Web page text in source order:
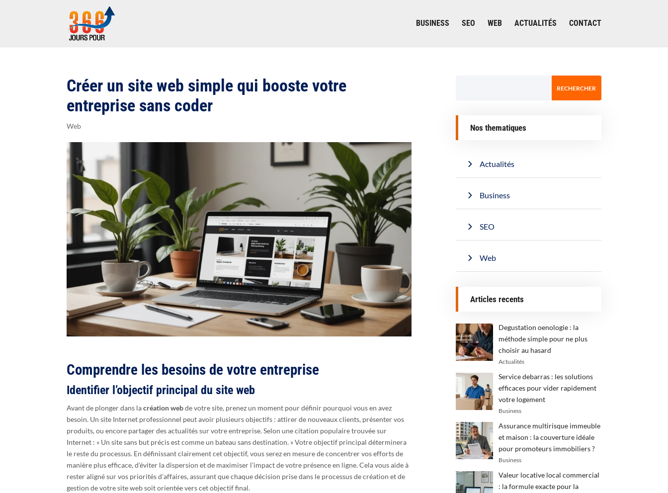
BUSINESS SEO WEB ACTUALITÉS CONTACT
Créer un site web simple qui booste votre
entreprise sans coder
Web
Comprendre les besoins de votre entreprise
Identifier l’objectif principal du site web
Avant de plonger dans lacréation webde votre site, prenez un moment pour définir pourquoi vous en avez
besoin. Un site Internet professionnel peut avoir plusieurs objectifs : attirer de nouveaux clients, présenter vos
produits, ou encore partager des actualités sur votre entreprise. Selon une citation populaire trouvée sur
Internet : « Un site sans but précis est comme un bateau sans destination. » Votre objectif principal déterminera
le reste du processus. En définissant clairement cet objectif, vous serez en mesure de concentrer vos efforts de
manière plus efficace, d’éviter la dispersion et de maximiser l’impact de votre présence en ligne. Cela vous aide à
rester aligné sur vos priorités d’affaires, assurant que chaque décision prise dans le processus de création et de
gestion de votre site web soit orientée vers cet objectif final.
Nos thematiques
Actualités
Business
SEO
Web
Articles recents
Degustation oenologie : la
méthode simple pour ne plus
choisir au hasard
Actualités
Service debarras : les solutions
efficaces pour vider rapidement
votre logement
Business
Assurance multirisque immeuble
et maison : la couverture idéale
pour promoteurs immobiliers ?
Business
Valeur locative local commercial
: la formule exacte pour la